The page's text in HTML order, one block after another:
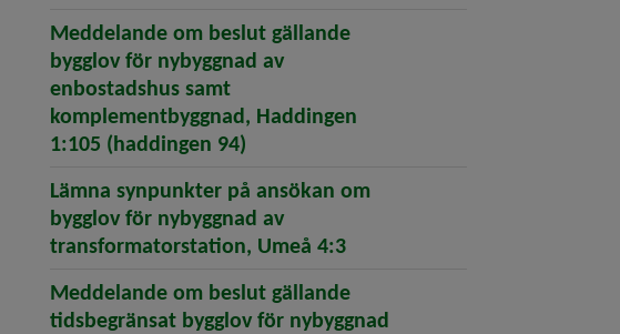
Meddelande om beslut gällande
bygglov för nybyggnad av
enbostadshus samt
komplementbyggnad, Haddingen
1:105 (haddingen 94)
Lämna synpunkter på ansökan om
bygglov för nybyggnad av
transformatorstation, Umeå 4:3(öppnar artikeln Lämna
Meddelande om beslut gällande
tidsbegränsat bygglov för nybyggnad